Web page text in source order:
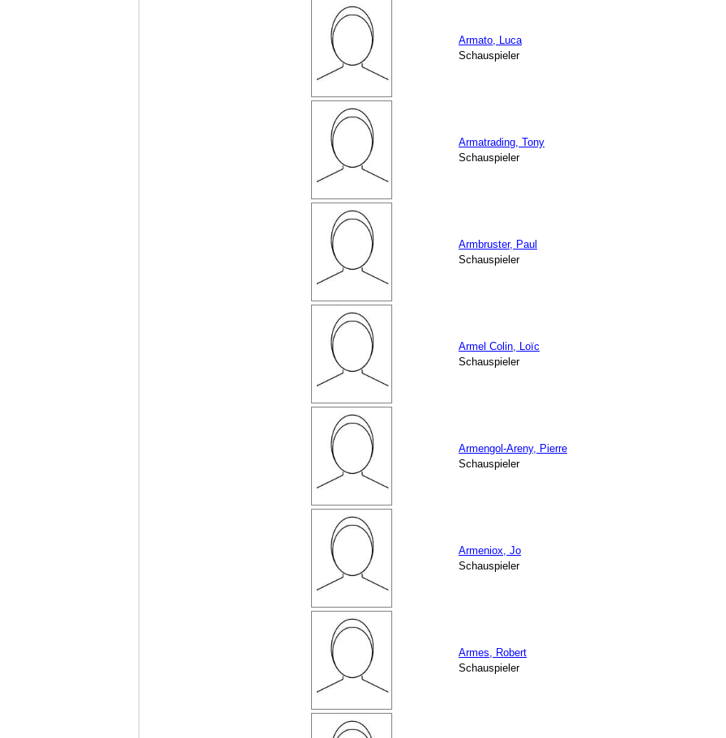
Armato, Luca
Schauspieler
Armatrading, Tony
Schauspieler
Armbruster, Paul
Schauspieler
Armel Colin, Loïc
Schauspieler
Armengol-Areny, Pierre
Schauspieler
Armeniox, Jo
Schauspieler
Armes, Robert
Schauspieler